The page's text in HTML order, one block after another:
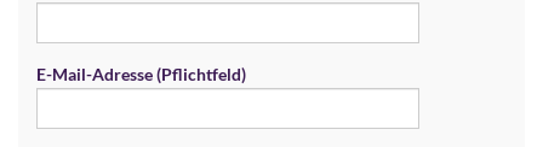
E-Mail-Adresse (Pflichtfeld)